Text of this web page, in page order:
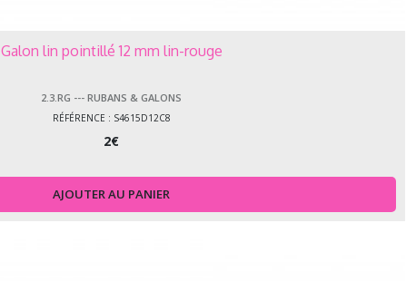
Galon lin pointillé 12 mm lin-rouge
2.3.RG --- RUBANS & GALONS
RÉFÉRENCE : S4615D12C8
2€
AJOUTER AU PANIER